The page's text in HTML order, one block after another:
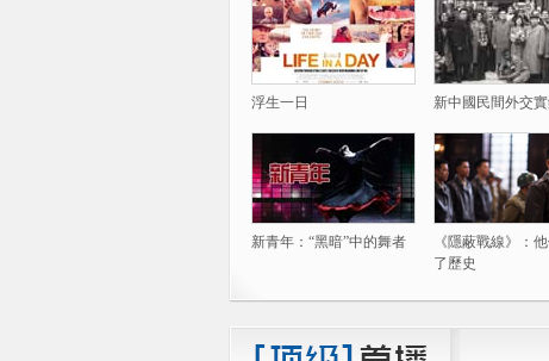
浮生一日 新中國民間外交
新青年：“黑暗”中的舞者
《隱蔽戰線》：
了歷史